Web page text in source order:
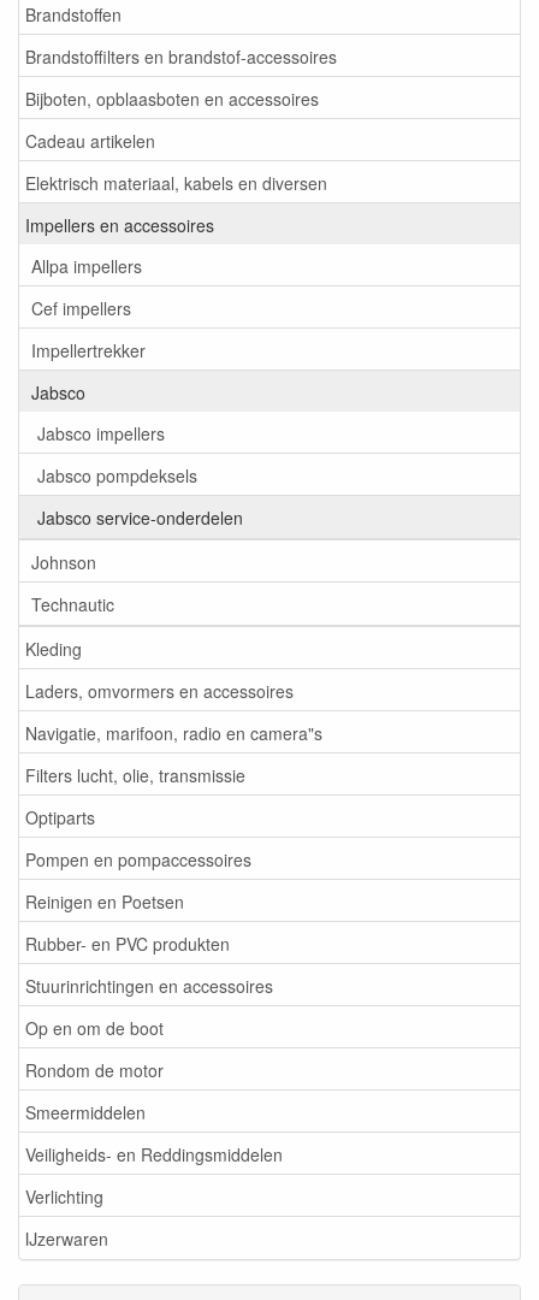
Brandstoffen
Brandstoffilters en brandstof-accessoires
Bijboten, opblaasboten en accessoires
Cadeau artikelen
Elektrisch materiaal, kabels en diversen
Impellers en accessoires
Allpa impellers
Cef impellers
Impellertrekker
Jabsco
Jabsco impellers
Jabsco pompdeksels
Jabsco service-onderdelen
Johnson
Technautic
Kleding
Laders, omvormers en accessoires
Navigatie, marifoon, radio en camera"s
Filters lucht, olie, transmissie
Optiparts
Pompen en pompaccessoires
Reinigen en Poetsen
Rubber- en PVC produkten
Stuurinrichtingen en accessoires
Op en om de boot
Rondom de motor
Smeermiddelen
Veiligheids- en Reddingsmiddelen
Verlichting
IJzerwaren